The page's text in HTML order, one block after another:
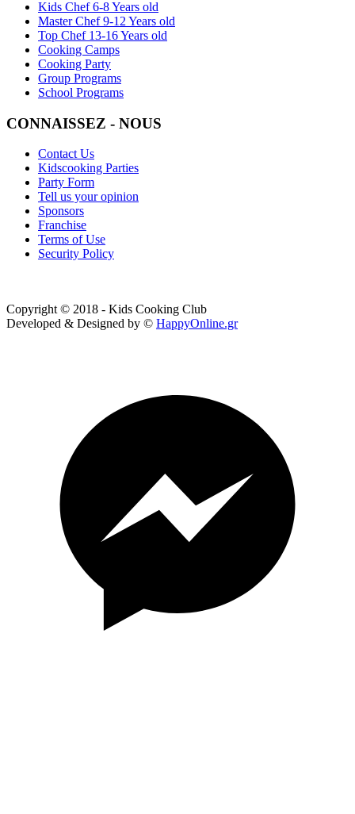
Kids Chef 6-8 Years old
Master Chef 9-12 Years old
Top Chef 13-16 Years old
Cooking Camps
Cooking Party
Group Programs
School Programs
CONNAISSEZ - NOUS
Contact Us
Kidscooking Parties
Party Form
Tell us your opinion
Sponsors
Franchise
Terms of Use
Security Policy
Copyright © 2018 - Kids Cooking Club
Developed & Designed by © HappyOnline.gr